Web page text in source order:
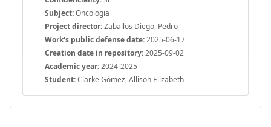
Subject:Oncologia
Project director:Zaballos Diego, Pedro
Work's public defense date:2025-06-17
Creation date in repository:2025-09-02
Academic year:2024-2025
Student:Clarke Gómez, Allison Elizabeth